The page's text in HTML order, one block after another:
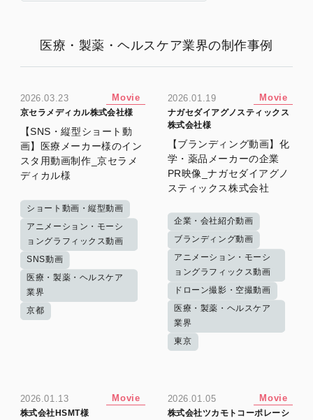
医療・製薬・ヘルスケア業界の制作事例
2026.03.23 Movie
京セラメディカル株式会社様
【SNS・縦型ショート動
画】医療メーカー様のイン
スタ用動画制作_京セラメ
ディカル様
ショート動画・縦型動画
アニメーション・モーシ
ョングラフィックス動画
SNS動画
医療・製薬・ヘルスケア
業界
京都
2026.01.19 Movie
ナガセダイアグノスティックス
株式会社様
【ブランディング動画】化
学・薬品メーカーの企業
PR映像_ナガセダイアグノ
スティックス株式会社
企業・会社紹介動画
ブランディング動画
アニメーション・モーシ
ョングラフィックス動画
ドローン撮影・空撮動画
医療・製薬・ヘルスケア
業界
東京
2026.01.13 Movie
株式会社HSMT様
2026.01.05 Movie
株式会社ツカモトコーポレーシ